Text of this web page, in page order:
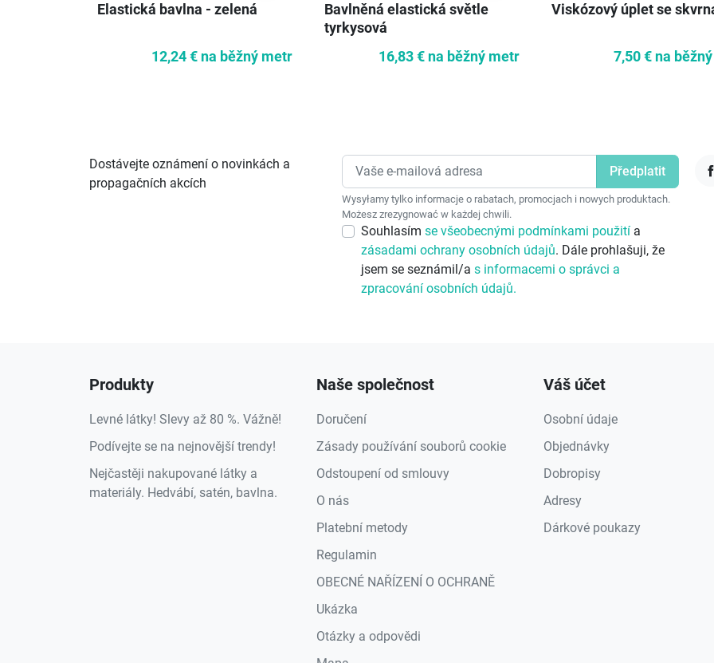
Elastická bavlna - zelená
12,24 € na běžný metr
Bavlněná elastická světle
tyrkysová
16,83 € na běžný metr
Viskózový úplet se
7,50 € na
Dostávejte oznámení o novinkách a
propagačních akcích
Wysyłamy tylko informacje o rabatach, promocjach i nowych produktach.
Możesz zrezygnować w każdej chwili.
Souhlasím se všeobecnými podmínkami použití a
zásadami ochrany osobních údajů. Dále prohlašuji, že
jsem se seznámil/a s informacemi o správci a
zpracování osobních údajů.
Produkty
Levné látky! Slevy až 80 %. Vážně!
Podívejte se na nejnovější trendy!
Nejčastěji nakupované látky a
materiály. Hedvábí, satén, bavlna.
Naše společnost
Doručení
Zásady používání souborů cookie
Odstoupení od smlouvy
O nás
Platební metody
Regulamin
OBECNÉ NAŘÍZENÍ O OCHRANĚ
Ukázka
Otázky a odpovědi
Váš účet
Osobní údaje
Objednávky
Dobropisy
Adresy
Dárkové poukazy